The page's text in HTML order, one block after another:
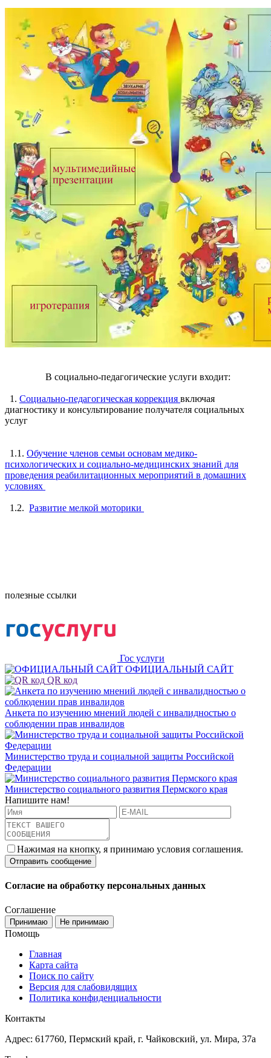
В социально-педагогические услуги входит:
1. Социально-педагогическая коррекция включая
диагностику и консультирование получателя социальных
услуг
1.1. Обучение членов семьи основам медико-
психологических и социально-медицинских знаний для
проведения реабилитационных мероприятий в домашних
условиях
1.2. Развитие мелкой моторики
полезные ссылки
Гос услуги
ОФИЦИАЛЬНЫЙ САЙТ
QR код
Анкета по изучению мнений людей с инвалидностью о
соблюдении прав инвалидов
Министерство труда и социальной защиты Российской
Федерации
Министерство социального развития Пермского края
Напишите нам!
Нажимая на кнопку, я принимаю условия соглашения.
Согласие на обработку персональных данных
Соглашение
Принимаю Не принимаю
Помощь
Главная
Карта сайта
Поиск по сайту
Версия для слабовидящих
Политика конфиденциальности
Контакты
Адрес: 617760, Пермский край, г. Чайковский, ул. Мира, 37а